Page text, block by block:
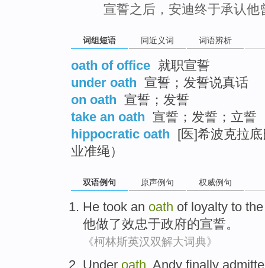
宣誓之后，安迪终于承认他
词组短语 同近义词 词语辨析
oath of office 就职宣誓
under oath 宣誓；发誓说真话
on oath 宣誓；发誓
take an oath 宣誓；发誓；立誓
hippocratic oath [医]希波克拉
业准绳）
双语例句 原声例句 权威例句
He took an oath of loyalty to
他做了效忠于政府的宣誓。
《柯林斯英汉双解大词典》
Under oath, Andy finally